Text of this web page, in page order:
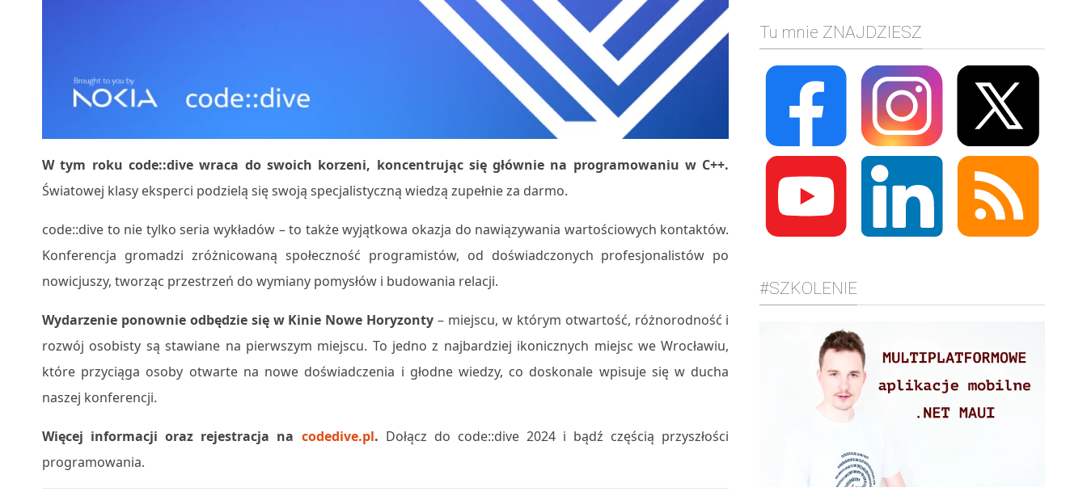
W tym roku code::dive wraca do swoich korzeni, koncentrując się głównie na programowaniu w C++.
Światowej klasy eksperci podzielą się swoją specjalistyczną wiedzą zupełnie za darmo.
code::dive to nie tylko seria wykładów – to także wyjątkowa okazja do nawiązywania wartościowych kontaktów.
Konferencja gromadzi zróżnicowaną społeczność programistów, od doświadczonych profesjonalistów po
nowicjuszy, tworząc przestrzeń do wymiany pomysłów i budowania relacji.
Wydarzenie ponownie odbędzie się w Kinie Nowe Horyzonty– miejscu, w którym otwartość, różnorodność i
rozwój osobisty są stawiane na pierwszym miejscu. To jedno z najbardziej ikonicznych miejsc we Wrocławiu,
które przyciąga osoby otwarte na nowe doświadczenia i głodne wiedzy, co doskonale wpisuje się w ducha
naszej konferencji.
Więcej informacji oraz rejestracja na codedive.pl. Dołącz do code::dive 2024 i bądź częścią przyszłości
programowania.
Tu mnie ZNAJDZIESZ
#SZKOLENIE